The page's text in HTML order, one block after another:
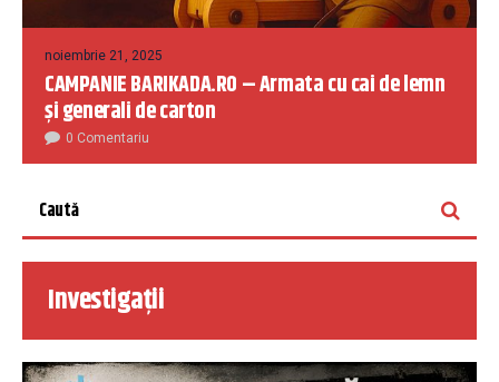
noiembrie 21, 2025
CAMPANIE BARIKADA.RO – Armata cu cai de lemn
și generali de carton
0 Comentariu
Investigații